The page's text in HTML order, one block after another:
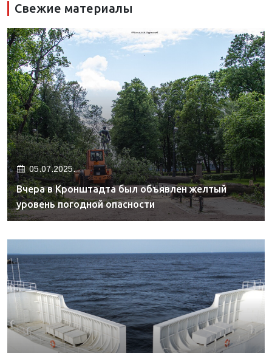
Свежие материалы
05.07.2025.
Вчера в Кронштадта был объявлен желтый
уровень погодной опасности